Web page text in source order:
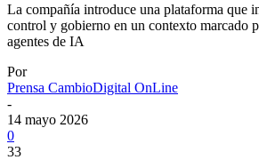
La compañía introduce una plataforma que
control y gobierno en un contexto marcado
agentes de IA
Por
Prensa CambioDigital OnLine
-
14 mayo 2026
0
33